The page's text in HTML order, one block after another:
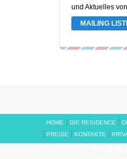
und Aktuelles
MAILING
HOME DIE RESIDENCE
PREISE
KONTAKTE